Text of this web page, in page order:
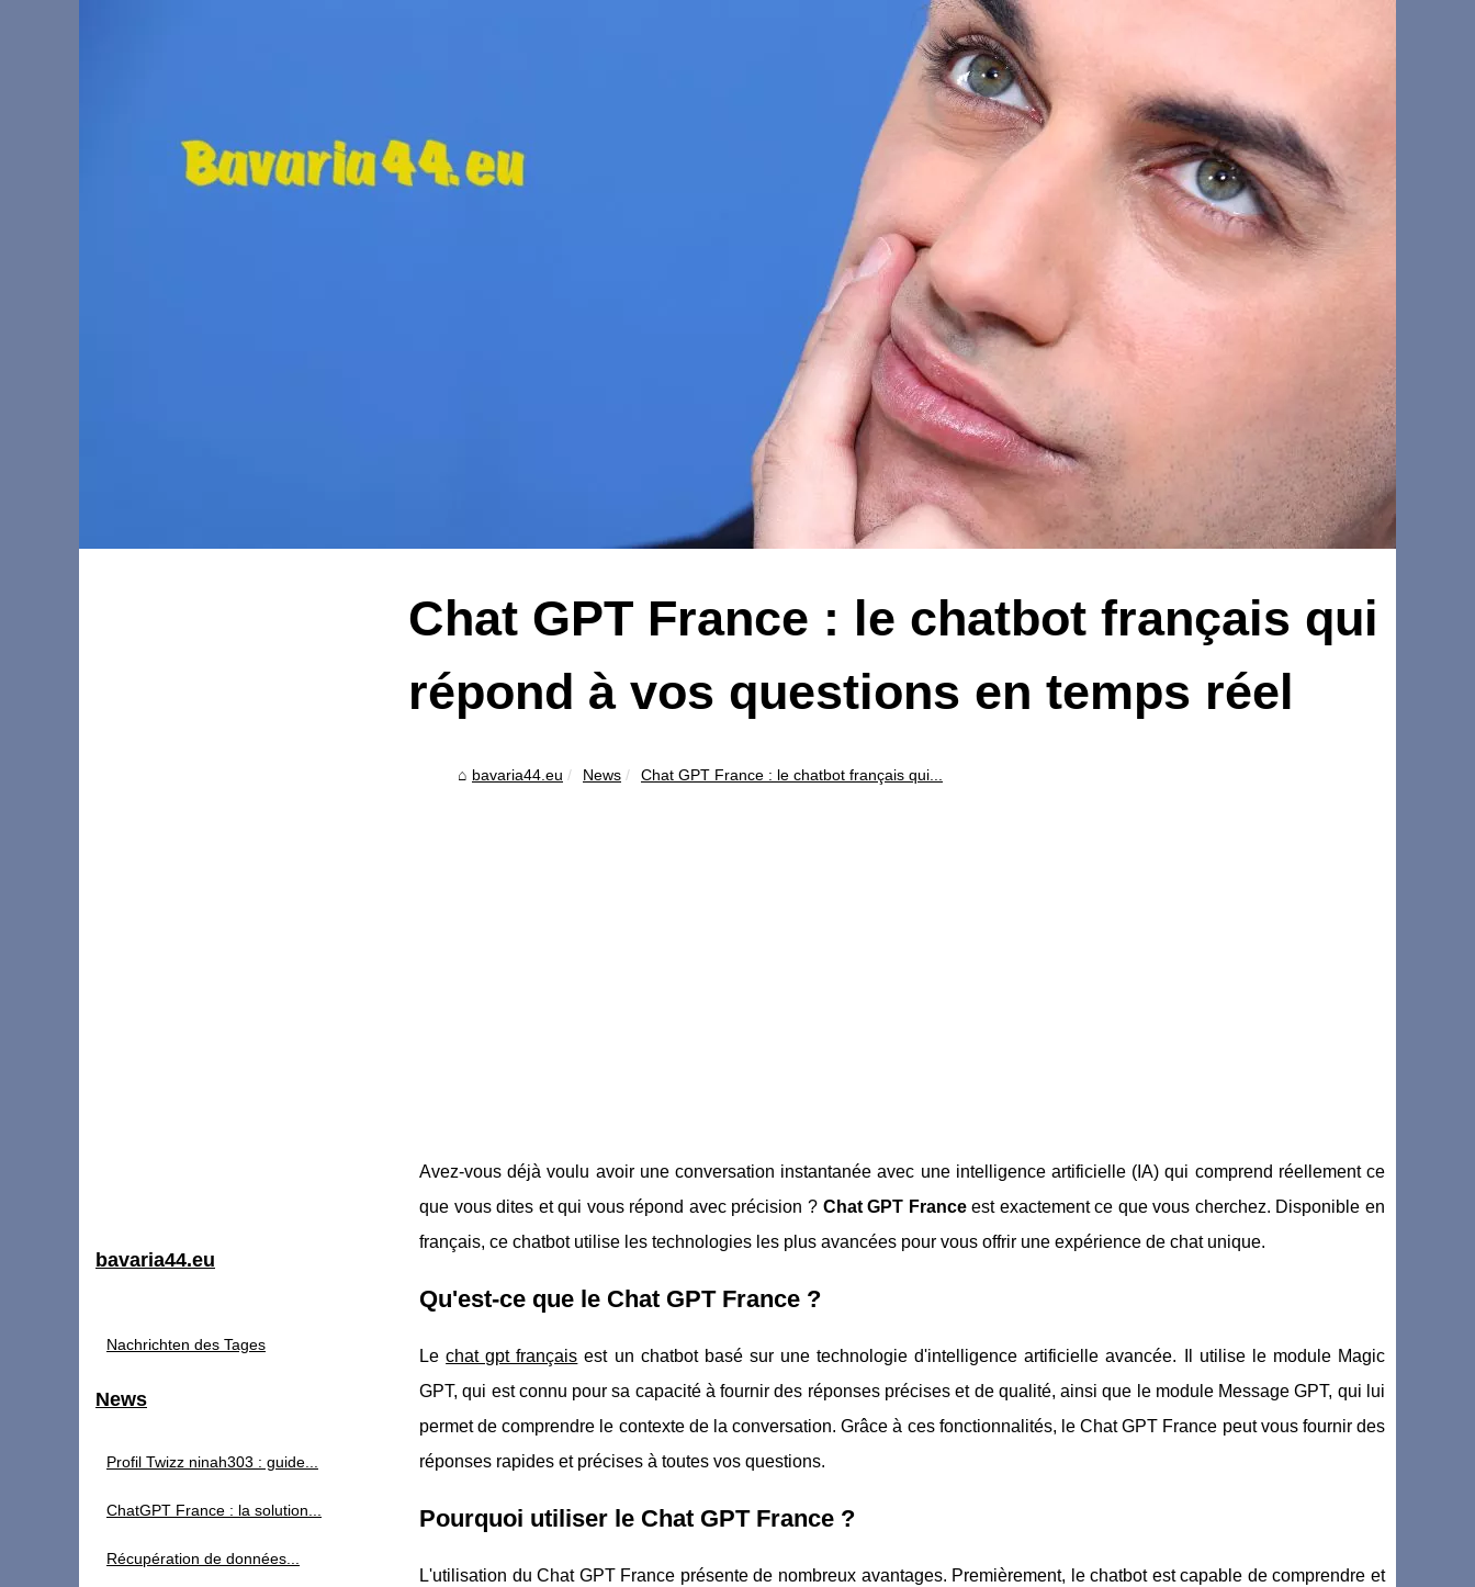
Chat GPT France : le chatbot français qui
répond à vos questions en temps réel
bavaria44.eu News Chat GPT France : le chatbot français qui...
Avez-vous déjà voulu avoir une conversation instantanée avec une intelligence artificielle (IA) qui comprend réellement ce
que vous dites et qui vous répond avec précision ? Chat GPT Franceest exactement ce que vous cherchez. Disponible en
français, ce chatbot utilise les technologies les plus avancées pour vous offrir une expérience de chat unique.
Qu'est-ce que le Chat GPT France ?
Lechat gpt français est un chatbot basé sur une technologie d'intelligence artificielle avancée. Il utilise le module Magic
GPT, qui est connu pour sa capacité à fournir des réponses précises et de qualité, ainsi que le module Message GPT, qui lui
permet de comprendre le contexte de la conversation. Grâce à ces fonctionnalités, le Chat GPT France peut vous fournir des
réponses rapides et précises à toutes vos questions.
Pourquoi utiliser le Chat GPT France ?
L'utilisation du Chat GPT France présente de nombreux avantages. Premièrement, le chatbot est capable de comprendre et
bavaria44.eu
Nachrichten des Tages
News
Profil Twizz ninah303 : guide...
ChatGPT France : la solution...
Récupération de données...